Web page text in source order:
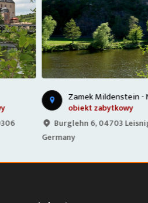
Z
amek Mildenstein - Niemcy
obiekt zabytkowy
Burglehn 6, 04703 Leisnig,
Germany